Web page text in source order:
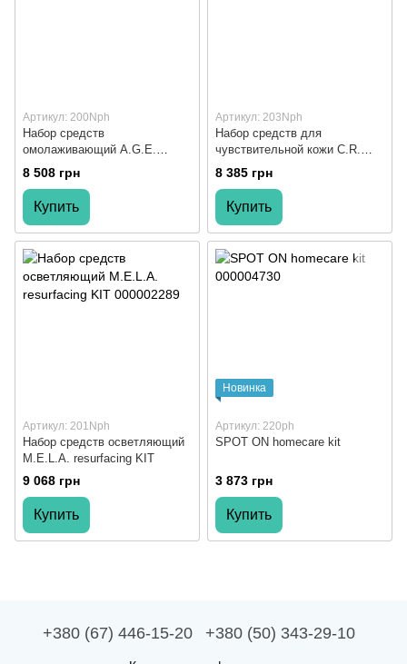
Артикул: 200Nph
Набор средств
омолаживающий A.G.E.
resurfacing KIT
8 508 грн
Купить
Артикул: 203Nph
Набор средств для
чувствительной кожи C.R.
resurfacing KIT
8 385 грн
Купить
Артикул: 201Nph
Набор средств осветляющий
M.E.L.A. resurfacing KIT
9 068 грн
Купить
Новинка
Артикул: 220ph
SPOT ON homecare kit
3 873 грн
Купить
+380 (67) 446-15-20 +380 (50) 343-29-10